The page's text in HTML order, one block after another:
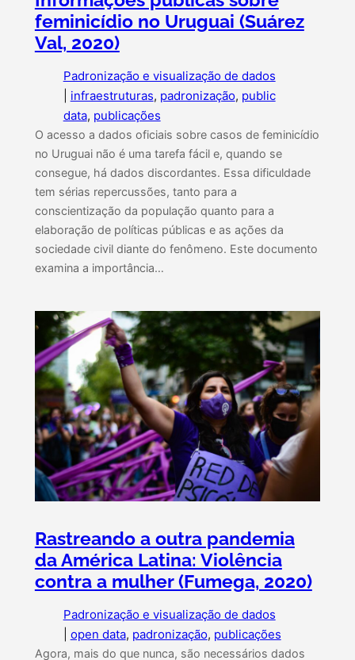
feminicídio no Uruguai (Suárez
Val, 2020)
Padronização e visualização de dados
infraestruturas, padronização, public
data, publicações
O acesso a dados oficiais sobre casos de feminicídio
no Uruguai não é uma tarefa fácil e, quando se
consegue, há dados discordantes. Essa dificuldade
tem sérias repercussões, tanto para a
conscientização da população quanto para a
elaboração de políticas públicas e as ações da
sociedade civil diante do fenômeno. Este documento
examina a importância…
Rastreando a outra pandemia
da América Latina: Violência
contra a mulher (Fumega, 2020)
Padronização e visualização de dados
open data, padronização, publicações
Agora, mais do que nunca, são necessários dados